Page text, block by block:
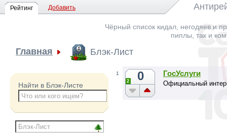
Рейтинг Добавить
Чёрный список кидал, негодяев и
пиплы, так и
Главная Блэк-Лист
Найти в Блэк-Листе
1 0
2
ГосУслуги
Официальный